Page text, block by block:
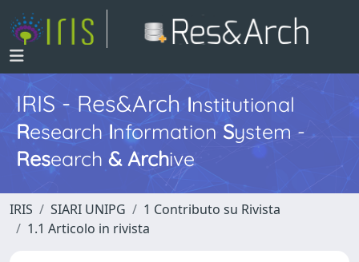
IRIS - Res&ArchInstitutional
Research InformationSystem -
Research & Archive
IRIS SIARI UNIPG
1 Contributo su Rivista
1.1 Articolo in rivista